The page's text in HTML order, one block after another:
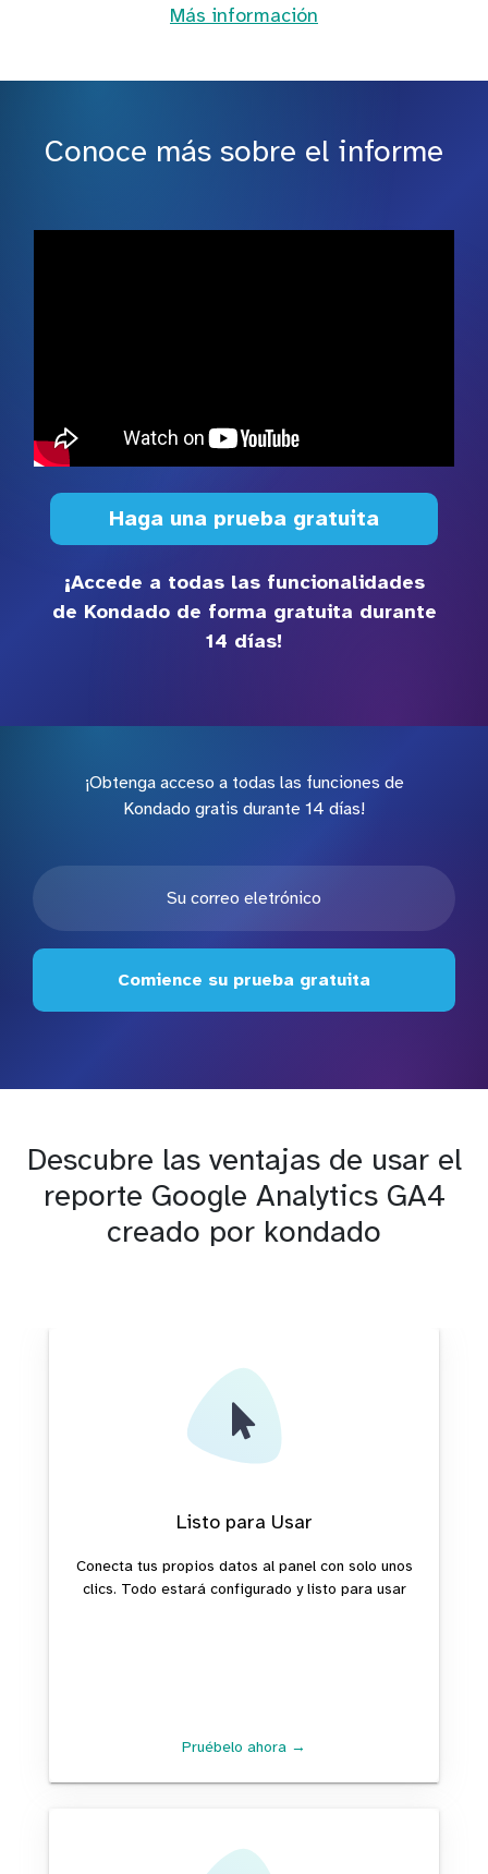
Más información
Conoce más sobre el informe
Haga una prueba gratuita
¡Accede a todas las funcionalidades
de Kondado de forma gratuita durante
14 días!
¡Obtenga acceso a todas las funciones de
Kondado gratis durante 14 días!
Comience su prueba gratuita
Descubre las ventajas de usar el
reporte Google Analytics GA4
creado por kondado
Listo para Usar
Conecta tus propios datos al panel con solo unos
clics. Todo estará configurado y listo para usar
Pruébelo ahora →